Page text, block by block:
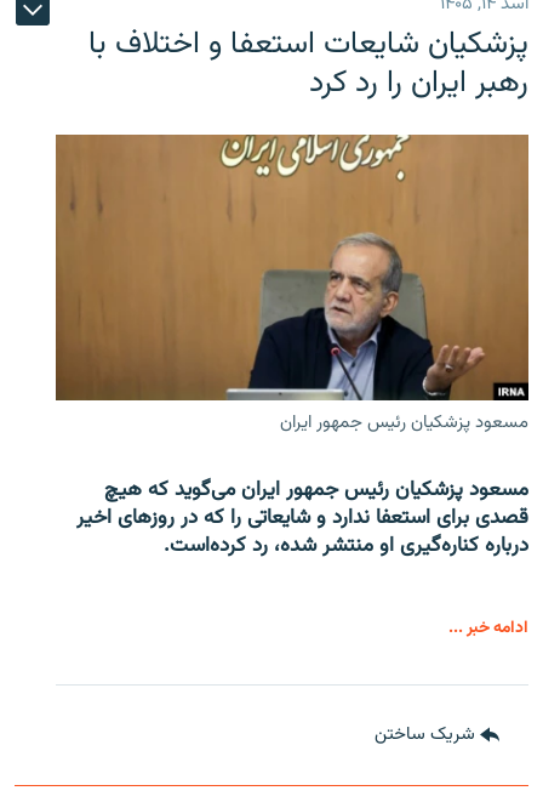
پزشکیان شایعات استعفا و اختلاف با
رهبر ایران را رد کرد
مسعود پزشکیان رئیس جمهور ایران
مسعود پزشکیان رئیس جمهور ایران می‌گوید که هیچ
قصدی برای استعفا ندارد و شایعاتی را که در روزهای اخیر
درباره کناره‌گیری او منتشر شده، رد کرده‌است.
ادامه خبر ...
شریک ساختن